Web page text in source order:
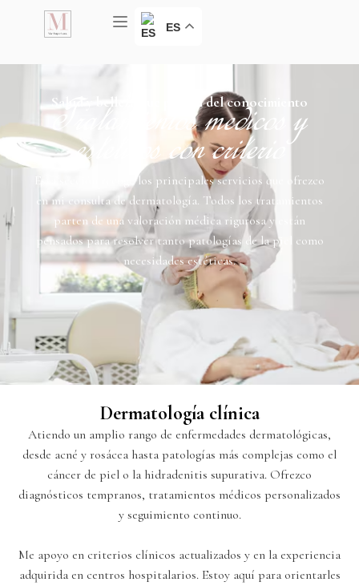
ES
Salud y belleza que parten del conocimiento
Tratamientos médicos y
estéticos con criterio
Esta sección recoge los principales servicios que ofrezco
en mi consulta de dermatología. Todos los tratamientos
parten de una valoración médica rigurosa y están
pensados para resolver tanto patologías de la piel como
necesidades estéticas.
Dermatología clínica
Atiendo un amplio rango de enfermedades dermatológicas,
desde acné y rosácea hasta patologías más complejas como el
cáncer de piel o la hidradenitis supurativa. Ofrezco
diagnósticos tempranos, tratamientos médicos personalizados
y seguimiento continuo.
Me apoyo en criterios clínicos actualizados y en la experiencia
adquirida en centros hospitalarios. Estoy aquí para orientarles